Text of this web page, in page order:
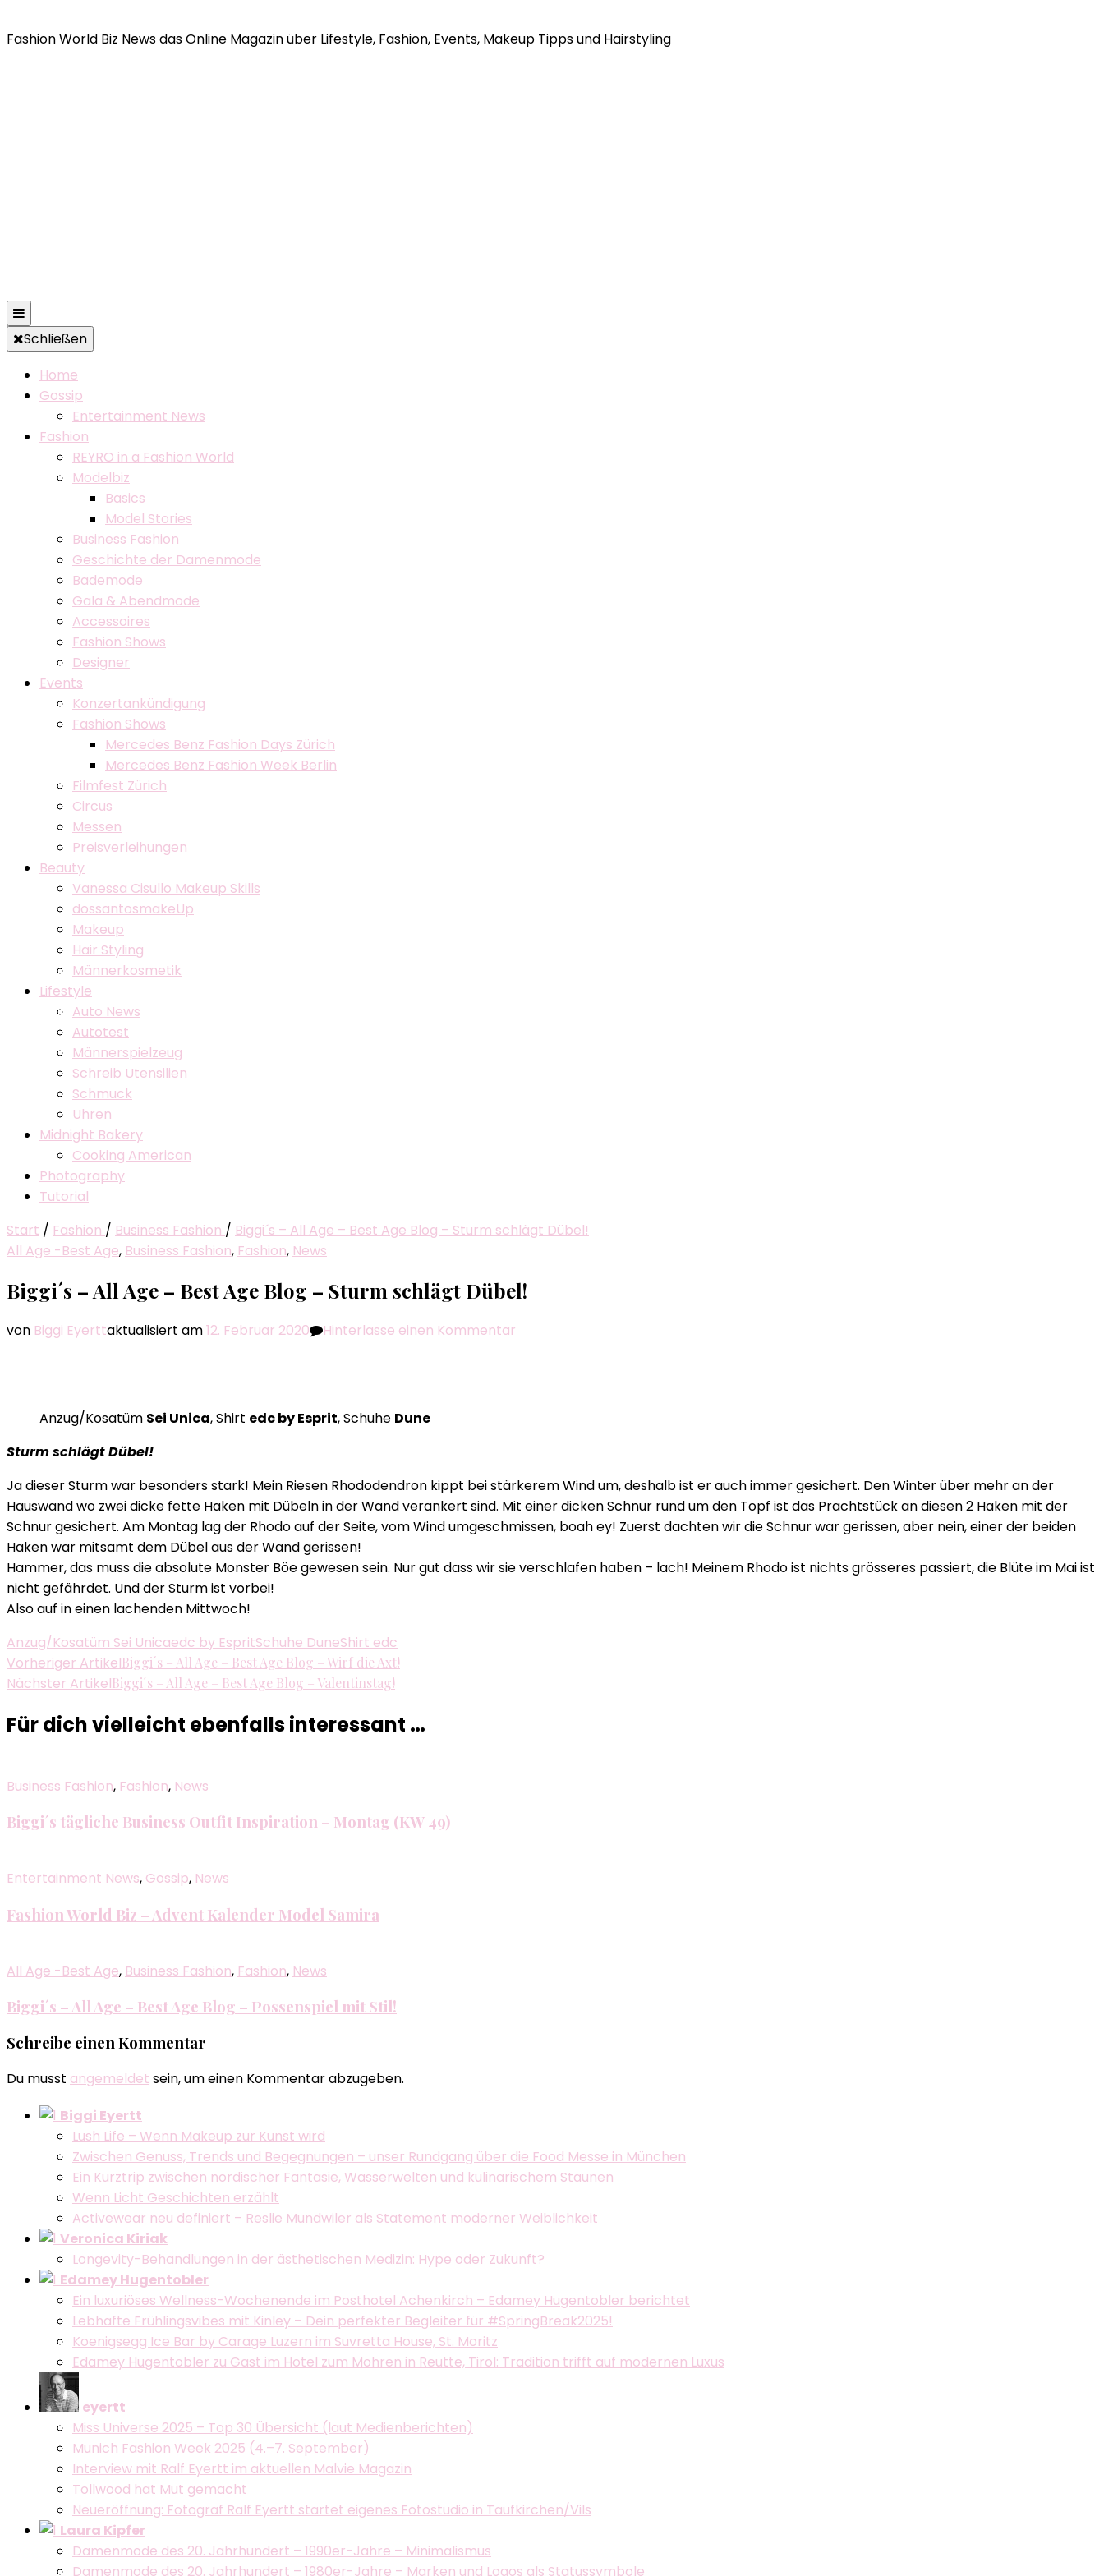
Fashion World Biz News das Online Magazin über Lifestyle, Fashion, Events, Makeup Tipps und Hairstyling
Schließen
Home
Gossip
Entertainment News
Fashion
REYRO in a Fashion World
Modelbiz
Basics
Model Stories
Business Fashion
Geschichte der Damenmode
Bademode
Gala & Abendmode
Accessoires
Fashion Shows
Designer
Events
Konzertankündigung
Fashion Shows
Mercedes Benz Fashion Days Zürich
Mercedes Benz Fashion Week Berlin
Filmfest Zürich
Circus
Messen
Preisverleihungen
Beauty
Vanessa Cisullo Makeup Skills
dossantosmakeUp
Makeup
Hair Styling
Männerkosmetik
Lifestyle
Auto News
Autotest
Männerspielzeug
Schreib Utensilien
Schmuck
Uhren
Midnight Bakery
Cooking American
Photography
Tutorial
Start / Fashion / Business Fashion / Biggi´s – All Age – Best Age Blog – Sturm schlägt Dübel!
All Age -Best Age, Business Fashion, Fashion, News
Biggi´s – All Age – Best Age Blog – Sturm schlägt Dübel!
von Biggi Eyerttaktualisiert am12. Februar 2020 Hinterlasse einen Kommentar
Age
Blog
–
schlägt
Anzug/Kosatüm Sei Unica, Shirt edc by Esprit, Schuhe Dune
Sturm schlägt Dübel!
Ja dieser Sturm war besonders stark! Mein Riesen Rhododendron kippt bei stärkerem Wind um, deshalb ist er auch immer gesichert. Den Winter über mehr an der
Hauswand wo zwei dicke fette Haken mit Dübeln in der Wand verankert sind. Mit einer dicken Schnur rund um den Topf ist das Prachtstück an diesen 2 Haken mit der
Schnur gesichert. Am Montag lag der Rhodo auf der Seite, vom Wind umgeschmissen, boah ey! Zuerst dachten wir die Schnur war gerissen, aber nein, einer der beiden
Haken war mitsamt dem Dübel aus der Wand gerissen!
Hammer, das muss die absolute Monster Böe gewesen sein. Nur gut dass wir sie verschlafen haben – lach! Meinem Rhodo ist nichts grösseres passiert, die Blüte im Mai ist
nicht gefährdet. Und der Sturm ist vorbei!
Also auf in einen lachenden Mittwoch!
Anzug/Kosatüm Sei Unicaedc by EspritSchuhe DuneShirt edc
Beitragsnavigation
Vorheriger ArtikelBiggi´s – All Age – Best Age Blog – Wirf die Axt!
Nächster ArtikelBiggi´s – All Age – Best Age Blog – Valentinstag!
Für dich vielleicht ebenfalls interessant …
Business Fashion, Fashion, News
Biggi´s tägliche Business Outfit Inspiration – Montag (KW 49)
Entertainment News, Gossip, News
Fashion World Biz – Advent Kalender Model Samira
All Age -Best Age, Business Fashion, Fashion, News
Biggi´s – All Age – Best Age Blog – Possenspiel mit Stil!
Schreibe einen Kommentar
Du musst angemeldet sein, um einen Kommentar abzugeben.
Biggi Eyertt
Lush Life – Wenn Makeup zur Kunst wird
Zwischen Genuss, Trends und Begegnungen – unser Rundgang über die Food Messe in München
Ein Kurztrip zwischen nordischer Fantasie, Wasserwelten und kulinarischem Staunen
Wenn Licht Geschichten erzählt
Activewear neu definiert – Reslie Mundwiler als Statement moderner Weiblichkeit
Veronica Kiriak
Longevity-Behandlungen in der ästhetischen Medizin: Hype oder Zukunft?
Edamey Hugentobler
Ein luxuriöses Wellness-Wochenende im Posthotel Achenkirch – Edamey Hugentobler berichtet
Lebhafte Frühlingsvibes mit Kinley – Dein perfekter Begleiter für #SpringBreak2025!
Koenigsegg Ice Bar by Carage Luzern im Suvretta House, St. Moritz
Edamey Hugentobler zu Gast im Hotel zum Mohren in Reutte, Tirol: Tradition trifft auf modernen Luxus
eyertt
Miss Universe 2025 – Top 30 Übersicht (laut Medienberichten)
Munich Fashion Week 2025 (4.–7. September)
Interview mit Ralf Eyertt im aktuellen Malvie Magazin
Tollwood hat Mut gemacht
Neueröffnung: Fotograf Ralf Eyertt startet eigenes Fotostudio in Taufkirchen/Vils
Laura Kipfer
Damenmode des 20. Jahrhundert – 1990er-Jahre – Minimalismus
Damenmode des 20. Jahrhundert – 1980er-Jahre – Marken und Logos als Statussymbole